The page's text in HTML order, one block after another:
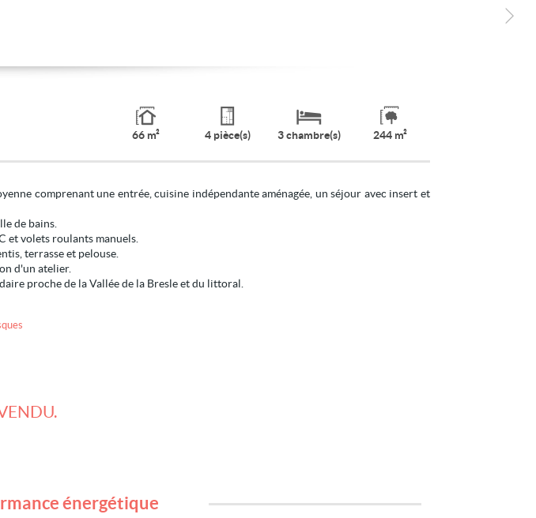
66 m² 4 pièce(s) 3 chambre(s) 244 m²
comprenant une entrée, cuisine indépendante aménagée, un séjour avec insert et
de bains.
et volets roulants manuels.
terrasse et pelouse.
d'un atelier.
proche de la Vallée de la Bresle et du littoral.
énergétique